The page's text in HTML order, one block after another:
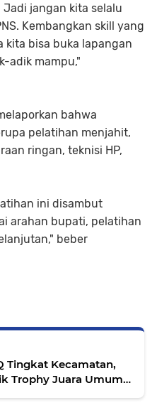
jangan kita selalu
Kembangkan skill yang
kita bisa buka lapangan
adik mampu,"
bahwa
pelatihan menjahit,
ringan, teknisi HP,
ini disambut
arahan bupati, pelatihan
beber
Tingkat Kecamatan,
Trophy Juara Umum